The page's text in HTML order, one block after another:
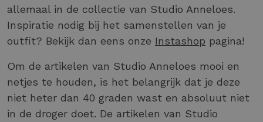
allemaal in de collectie van Studio Anneloes.
Inspiratie nodig bij het samenstellen van je
outfit? Bekijk dan eens onze Instashop pagina!
Om de artikelen van Studio Anneloes mooi en
netjes te houden, is het belangrijk dat je deze
niet heter dan 40 graden wast en absoluut niet
in de droger doet. De artikelen van Studio